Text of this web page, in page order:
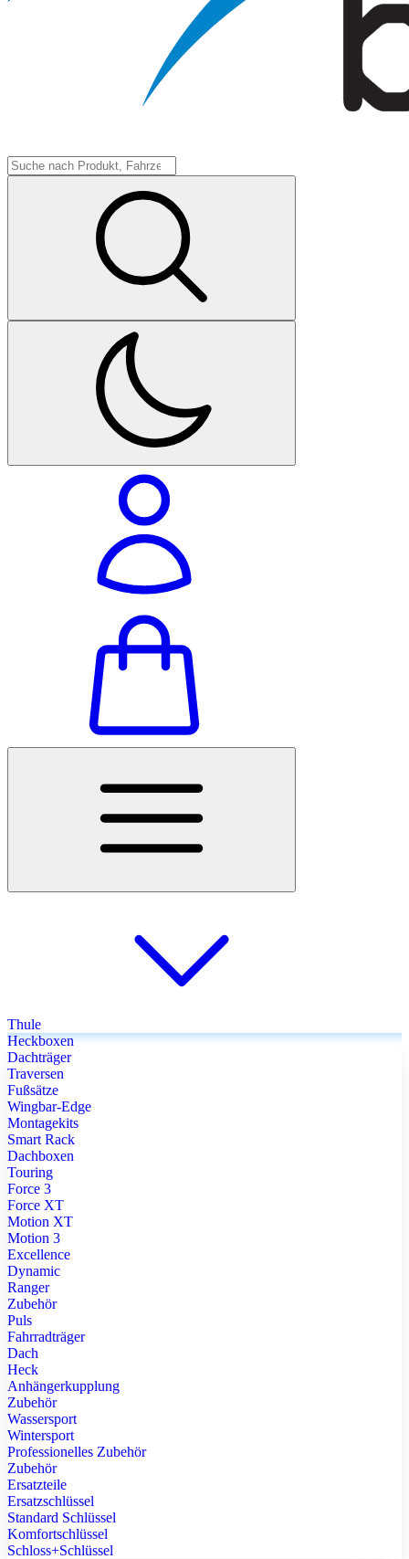
Thule
Heckboxen
Dachträger
Traversen
Fußsätze
Wingbar-Edge
Montagekits
Smart Rack
Dachboxen
Touring
Force 3
Force XT
Motion XT
Motion 3
Excellence
Dynamic
Ranger
Zubehör
Puls
Fahrradträger
Dach
Heck
Anhängerkupplung
Zubehör
Wassersport
Wintersport
Professionelles Zubehör
Zubehör
Ersatzteile
Ersatzschlüssel
Standard Schlüssel
Komfortschlüssel
Schloss+Schlüssel